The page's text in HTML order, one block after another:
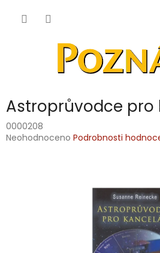
Astroprůvodce pro
0000208
Průměrné
Neohodnoceno Podrobnosti